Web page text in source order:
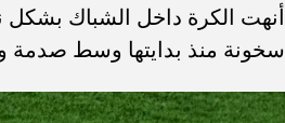
أنهت الكرة داخل الشباك بشكل
سخونة منذ بدايتها وسط